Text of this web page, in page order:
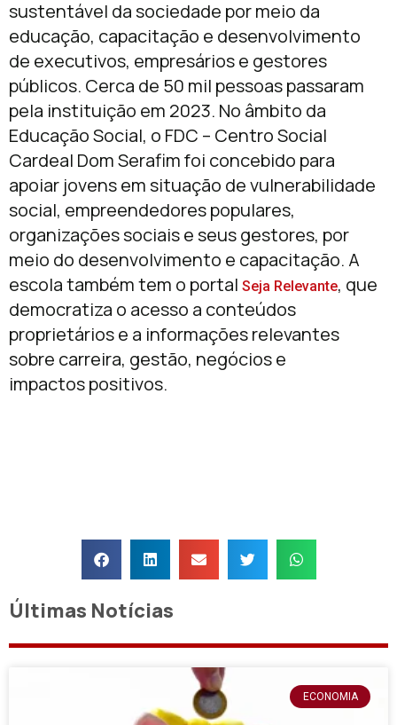
sustentável da sociedade por meio da
educação, capacitação e desenvolvimento
de executivos, empresários e gestores
públicos. Cerca de 50 mil pessoas passaram
pela instituição em 2023. No âmbito da
Educação Social, o FDC – Centro Social
Cardeal Dom Serafim foi concebido para
apoiar jovens em situação de vulnerabilidade
social, empreendedores populares,
organizações sociais e seus gestores, por
meio do desenvolvimento e capacitação. A
escola também tem o portal Seja Relevante, que
democratiza o acesso a conteúdos
proprietários e a informações relevantes
sobre carreira, gestão, negócios e
impactos positivos.
Últimas Notícias
ECONOMIA